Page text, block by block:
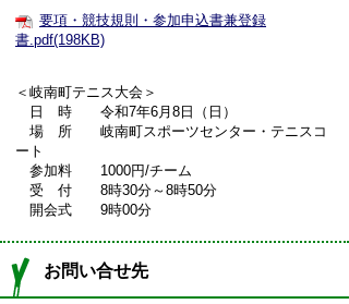
要項・競技規則・参加申込書兼登録
書.pdf(198KB)
＜岐南町テニス大会＞
日 時 令和7年6月8日（日）
場 所 岐南町スポーツセンター・テニスコ
ート
参加料 1000円/チーム
受 付 8時30分～8時50分
開会式 9時00分
お問い合せ先